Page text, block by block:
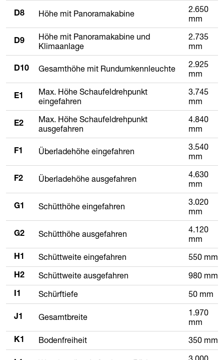
D8 Höhe mit Panoramakabine
2.650
mm
D9
Höhe mit Panoramakabine und
Klimaanlage
2.735
mm
D10 Gesamthöhe mit Rundumkennleuchte
2.925
mm
E1
Max. Höhe Schaufeldrehpunkt
eingefahren
3.745
mm
E2
Max. Höhe Schaufeldrehpunkt
ausgefahren
4.840
mm
F1 Überladehöhe eingefahren
3.540
mm
F2 Überladehöhe ausgefahren
4.630
mm
G1 Schütthöhe eingefahren
3.020
mm
G2 Schütthöhe ausgefahren
4.120
mm
H1 Schüttweite eingefahren 550 mm
H2 Schüttweite ausgefahren 980 mm
I1 Schürftiefe 50 mm
J1 Gesamtbreite
1.970
mm
K1 Bodenfreiheit 350 mm